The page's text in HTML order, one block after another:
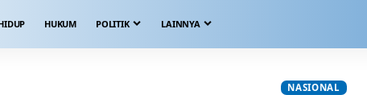
HUKUM POLITIK LAINNYA
NASIONAL